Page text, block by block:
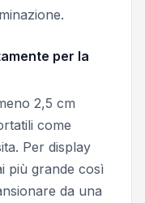
per la
2,5 cm
come
Per display
più grande così
da una